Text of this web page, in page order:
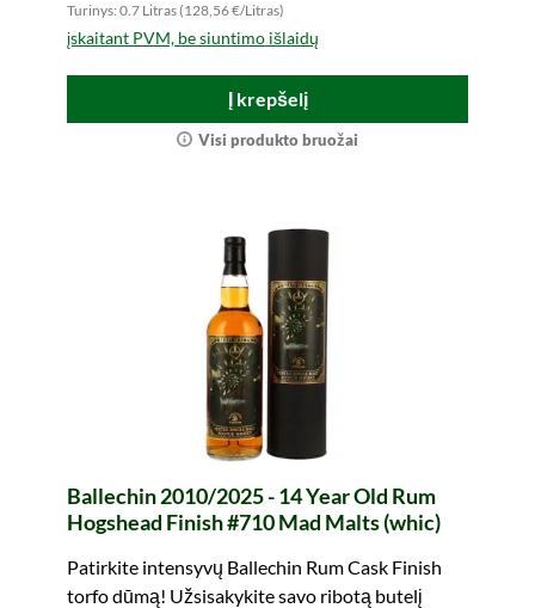
Turinys: 0.7 Litras (128,56 €/Litras)
įskaitant PVM, be siuntimo išlaidų
Į krepšelį
Visi produkto bruožai
Ballechin 2010/2025 - 14 Year Old Rum
Hogshead Finish #710 Mad Malts (whic)
Patirkite intensyvų Ballechin Rum Cask Finish
torfo dūmą! Užsisakykite savo ribotą butelį